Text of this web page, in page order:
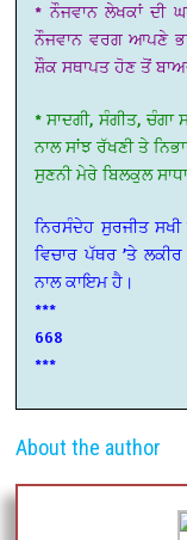
* ਨੌਜਵਾਨ ਲੇਖਕਾਂ ਦੀ
ਨੌਜਵਾਨ ਵਰਗ ਆਪਣੇ
ਸ਼ੌਕ ਸਥਾਪਤ ਹੋਣ ਤੋਂ
* ਸਾਦਗੀ, ਸੰਗੀਤ, ਚੰਗਾ
ਨਾਲ ਸਾਂਝ ਰੱਖਣੀ ਤੇ
ਸੁਣਨੀ ਮੇਰੇ ਬਿਲਕੁਲ
ਨਿਰਸੰਦੇਹ ਸੁਰਜੀਤ
ਵਿਚਾਰ ਪੱਥਰ ’ਤੇ
ਨਾਲ ਕਾਇਮ ਹੈ।
***
668
***
About the author